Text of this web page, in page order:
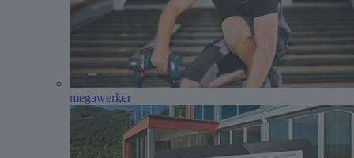
megawerker